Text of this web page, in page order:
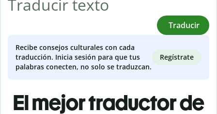
Traducir
Recibe consejos culturales con cada
traducción. Inicia sesión para que tus
palabras conecten, no solo se traduzcan.
Regístrate
El mejor traductor de